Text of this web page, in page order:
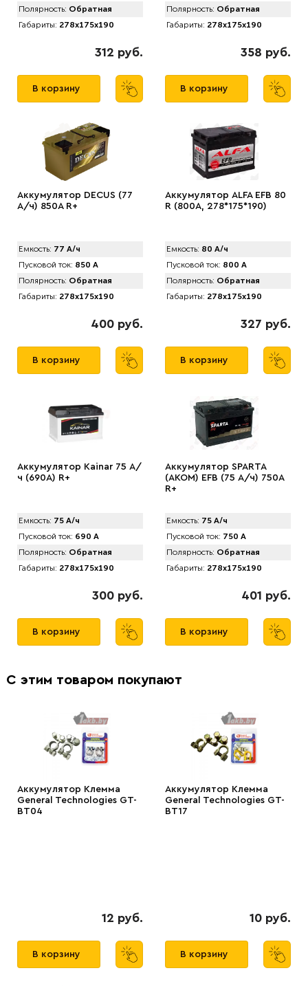
Полярность: Обратная
Габариты: 278x175x190
312 руб.
В корзину
Полярность: Обратная
Габариты: 278x175x190
358 руб.
В корзину
Аккумулятор DECUS (77
А/ч) 850A R+
Емкость: 77 А/ч
Пусковой ток: 850 А
Полярность: Обратная
Габариты: 278x175x190
400 руб.
В корзину
Аккумулятор АLFA EFB 80
R (800A, 278*175*190)
Емкость: 80 А/ч
Пусковой ток: 800 А
Полярность: Обратная
Габариты: 278x175x190
327 руб.
В корзину
Аккумулятор Kainar 75 А/
ч (690A) R+
Емкость: 75 А/ч
Пусковой ток: 690 А
Полярность: Обратная
Габариты: 278x175x190
300 руб.
В корзину
Аккумулятор SPARTA
(АKOM) EFB (75 А/ч) 750A
R+
Емкость: 75 А/ч
Пусковой ток: 750 А
Полярность: Обратная
Габариты: 278x175x190
401 руб.
В корзину
С этим товаром покупают
Аккумулятор Клемма
General Technologies GT-
BT04
12 руб.
В корзину
Аккумулятор Клемма
General Technologies GT-
BT17
10 руб.
В корзину